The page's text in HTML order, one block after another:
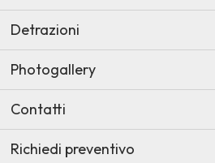
Detrazioni
Photogallery
Contatti
Richiedi preventivo